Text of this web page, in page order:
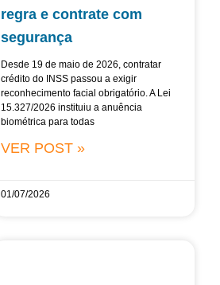
regra e contrate com
segurança
Desde 19 de maio de 2026, contratar
crédito do INSS passou a exigir
reconhecimento facial obrigatório. A Lei
15.327/2026 instituiu a anuência
biométrica para todas
VER POST »
01/07/2026